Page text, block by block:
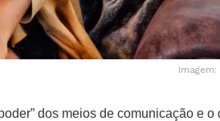
Imagem:
dos meios de comunicação e o